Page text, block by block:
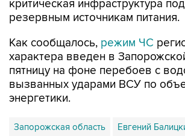
Как сообщалось,режим ЧС
пятницу на фоне перебоев с
вызванных ударами ВСУ по
энергетики.
Запорожская область